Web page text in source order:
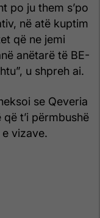
po ju them s’po
në atë kuptim
që ne jemi
anëtarë të BE-
u shpreh ai.
se Qeveria
t’i përmbushë
vizave.